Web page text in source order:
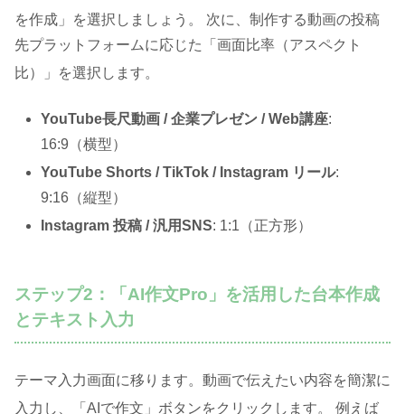
を作成」を選択しましょう 。 次に、制作する動画の投稿
先プラットフォームに応じた「画面比率（アスペクト
比）」を選択します。
YouTube長尺動画 / 企業プレゼン / Web講座:
16:9（横型）
YouTube Shorts / TikTok / Instagram リール:
9:16（縦型）
Instagram 投稿 / 汎用SNS: 1:1（正方形）
ステップ2：「AI作文Pro」を活用した台本作成
とテキスト入力
テーマ入力画面に移ります。動画で伝えたい内容を簡潔に
入力し、「AIで作文」ボタンをクリックします。 例えば